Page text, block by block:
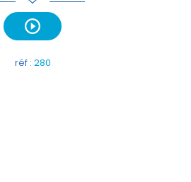
réf : 280